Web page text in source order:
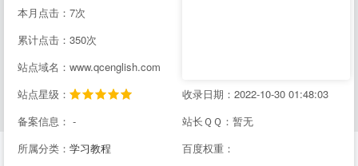
本月点击：7次
累计点击：350次
站点域名：www.qcenglish.com
站点星级：
收录日期：2022-10-30 01:48:03
备案信息： -
站长ＱＱ：暂无
所属分类： 学习教程
百度权重：